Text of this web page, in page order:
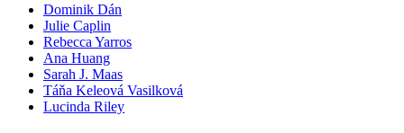
Dominik Dán
Julie Caplin
Rebecca Yarros
Ana Huang
Sarah J. Maas
Táňa Keleová Vasilková
Lucinda Riley